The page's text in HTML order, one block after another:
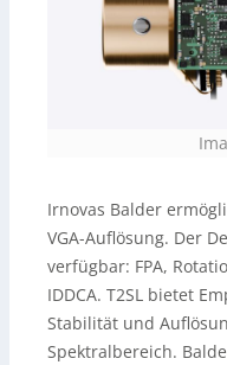
Irnovas Balder
VGA-Auflösung. Der
verfügbar: FPA,
IDDCA. T2SL bietet
Stabilität und
Spektralbereich.